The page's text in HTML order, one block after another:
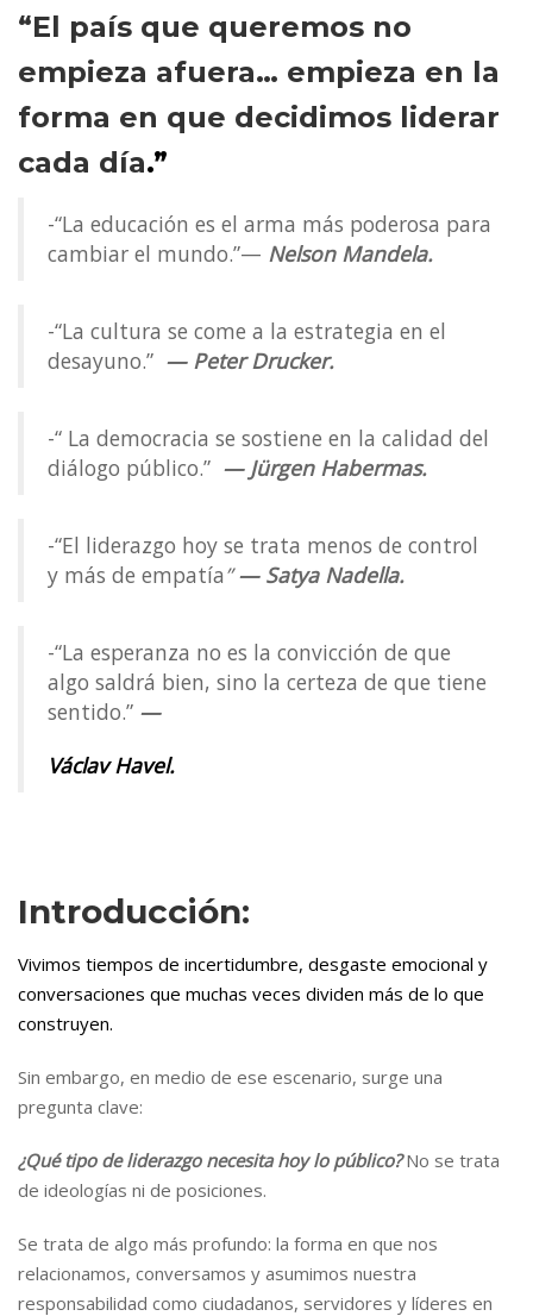
“El país que queremos no
empieza afuera… empieza en la
forma en que decidimos liderar
cada día.”
-“La educación es el arma más poderosa para
cambiar el mundo.”— Nelson Mandela.
-“La cultura se come a la estrategia en el
desayuno.” — Peter Drucker.
-“ La democracia se sostiene en la calidad del
diálogo público.” — Jürgen Habermas.
-“El liderazgo hoy se trata menos de control
y más de empatía”— Satya Nadella.
-“La esperanza no es la convicción de que
algo saldrá bien, sino la certeza de que tiene
sentido.” —
Václav Havel.
Introducción:
Vivimos tiempos de incertidumbre, desgaste emocional y
conversaciones que muchas veces dividen más de lo que
construyen.
Sin embargo, en medio de ese escenario, surge una
pregunta clave:
¿Qué tipo de liderazgo necesita hoy lo público?No se trata
de ideologías ni de posiciones.
Se trata de algo más profundo: la forma en que nos
relacionamos, conversamos y asumimos nuestra
responsabilidad como ciudadanos, servidores y líderes en